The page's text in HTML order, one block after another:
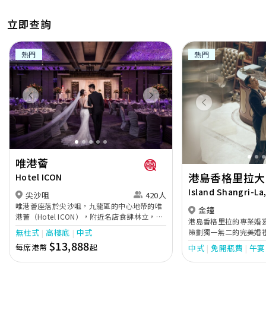
方便！以下就等編輯教大家怎樣用WeVow讓婚禮籌備更簡
載，開始你的夢幻婚禮旅程啦！
【✨限時推廣活動✨】
⭐與另一半共用賬號即送$25咖啡券（已截止）【立即參
加】
⭐查詢並完成訂單即送最高$1,600現金券
【了解更多】
成為WeVow App用戶：
• iOS用戶下載：
https://apple.co/2osVrUH
• Android用戶下載：
http://bit.ly/2ongtnN
• 或於App Store/Google Play搜尋：WeVow
▼快速連結▼
立即查詢
Previous Next
唯港薈
Hotel ICON
尖沙咀 420人
唯港薈座落於尖沙咀，九龍區的中心地帶的唯
港薈（Hotel ICON），附近名店食肆林立，四
通八達，充分展現繁華鬧巿中的活力個性，成
為一眾準新人舉辦婚宴的熱門之選。專業團隊
由策劃統籌至所有婚宴每個細節，唯港薈都力
臻完美，保證讓您留下獨特的醉人回憶。 擁有
無柱式 高樓底
中式
每席港幣 $13,888起
熱門
Previous
港島香格里拉
Island Shangri-
金鐘
港島香格里拉的專業婚
策劃獨一無二的完美婚
的場地以滿足不同規模
華的「香島殿」配備水
舉辦盛大婚宴的理想選
中式 免開瓶費 午宴
熱門